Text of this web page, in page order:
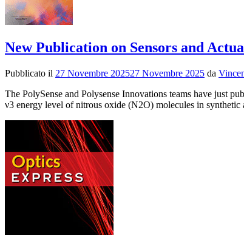
New Publication on Sensors and
Pubblicato il 27 Novembre 202527 Novembre 2025 da
The PolySense and Polysense Innovations teams have just
ν3 energy level of nitrous oxide (N2O) molecules in